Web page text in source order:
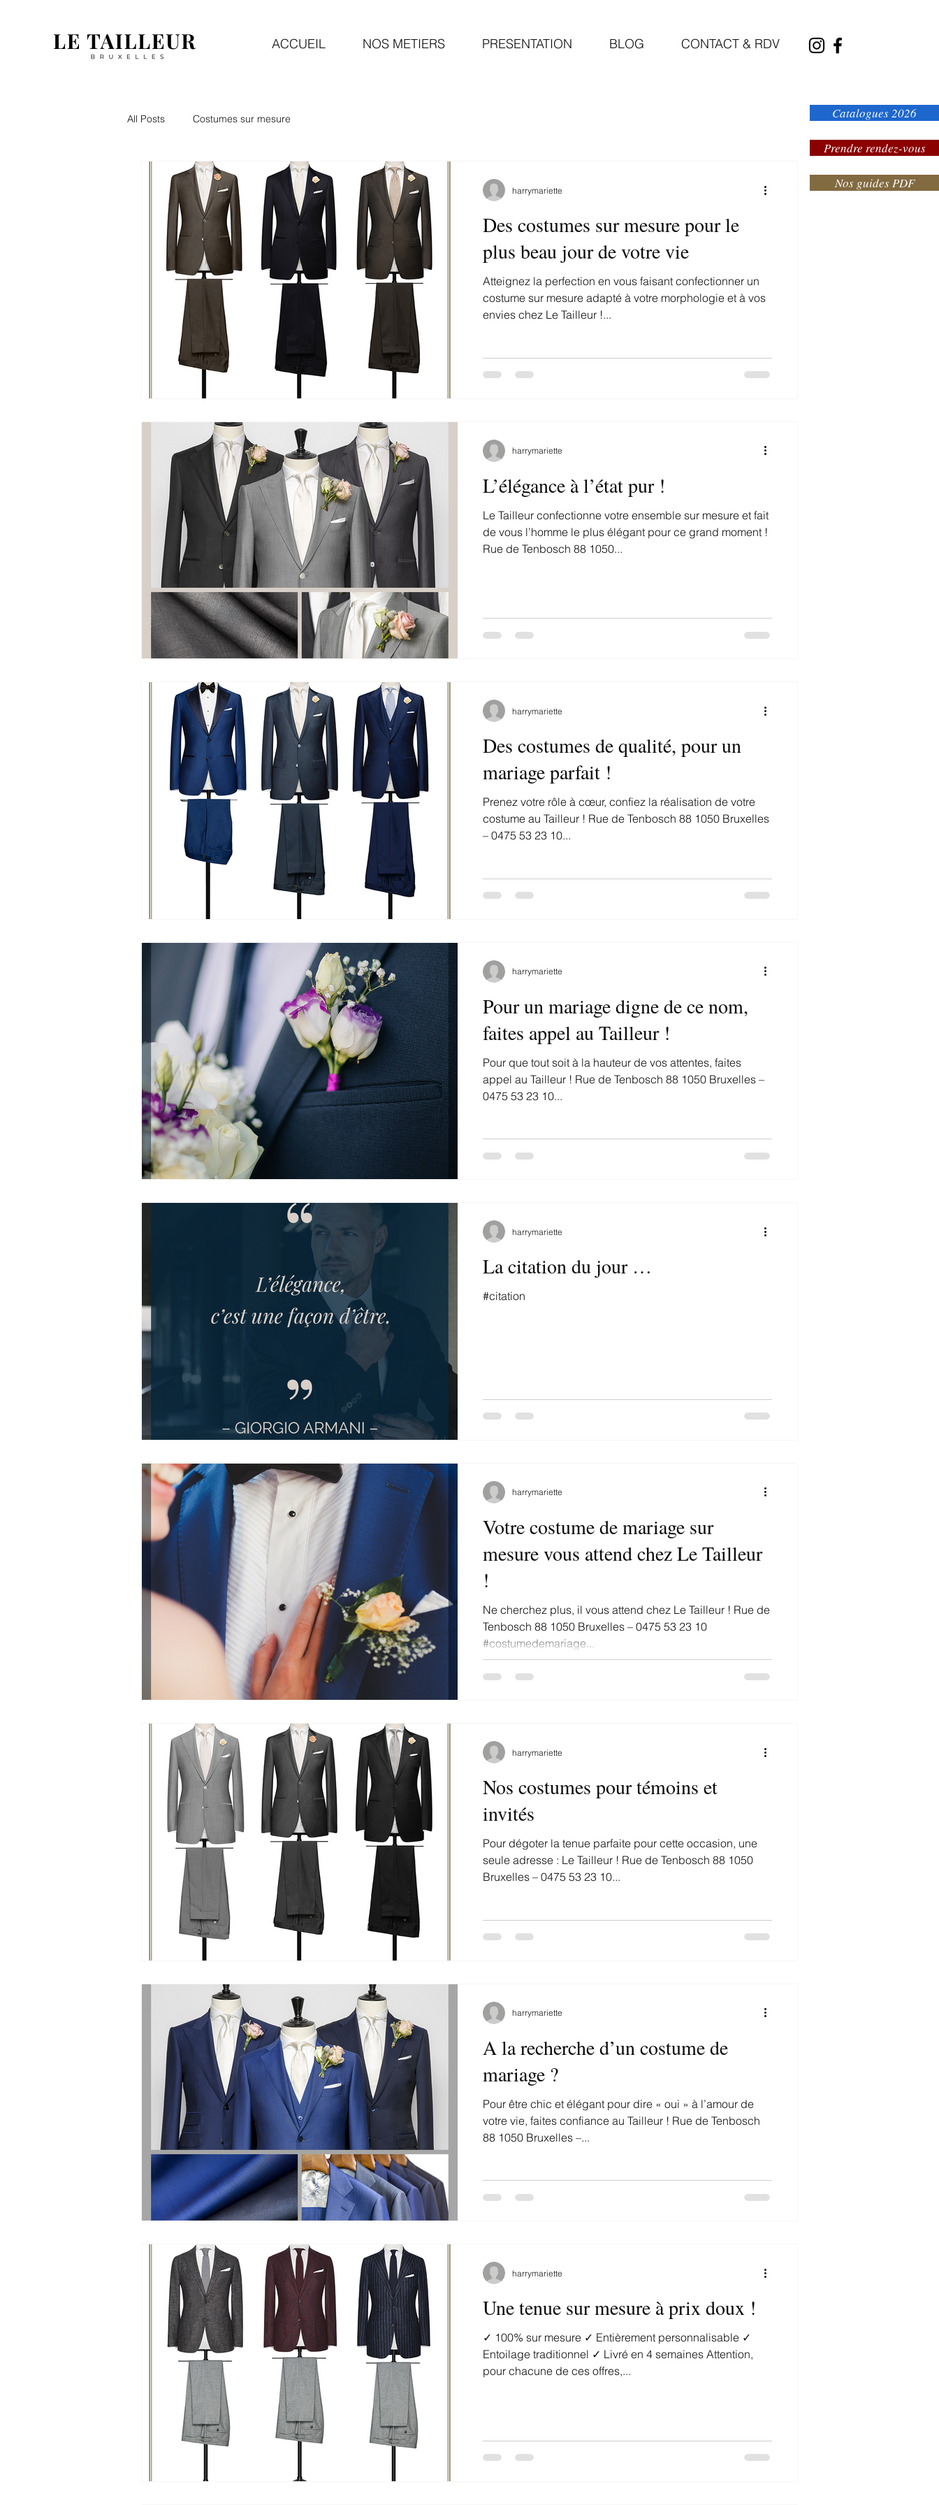
Nos guides PDF
Catalogues 2026
Prendre rendez-vous
ACCUEIL NOS METIERS PRESENTATION BLOG CONTACT & RDV
All Posts Costumes sur mesure
Des costumes sur mesure pour le
plus beau jour de votre vie
Atteignez la perfection en vous faisant confectionner un
costume sur mesure adapté à votre morphologie et à vos
envies chez Le Tailleur !...
harrymariette
L’élégance à l’état pur !
Le Tailleur confectionne votre ensemble sur mesure et fait
de vous l’homme le plus élégant pour ce grand moment !
Rue de Tenbosch 88 1050...
harrymariette
Des costumes de qualité, pour un
mariage parfait !
Prenez votre rôle à cœur, confiez la réalisation de votre
costume au Tailleur ! Rue de Tenbosch 88 1050 Bruxelles
– 0475 53 23 10...
harrymariette
Pour un mariage digne de ce nom,
faites appel au Tailleur !
Pour que tout soit à la hauteur de vos attentes, faites
appel au Tailleur ! Rue de Tenbosch 88 1050 Bruxelles –
0475 53 23 10...
harrymariette
La citation du jour …
#citation
harrymariette
Votre costume de mariage sur
mesure vous attend chez Le Tailleur
!
Ne cherchez plus, il vous attend chez Le Tailleur ! Rue de
Tenbosch 88 1050 Bruxelles – 0475 53 23 10
#costumedemariage...
harrymariette
Nos costumes pour témoins et
invités
Pour dégoter la tenue parfaite pour cette occasion, une
seule adresse : Le Tailleur ! Rue de Tenbosch 88 1050
Bruxelles – 0475 53 23 10...
harrymariette
A la recherche d’un costume de
mariage ?
Pour être chic et élégant pour dire « oui » à l’amour de
votre vie, faites confiance au Tailleur ! Rue de Tenbosch
88 1050 Bruxelles –...
harrymariette
Une tenue sur mesure à prix doux !
✓ 100% sur mesure ✓ Entièrement personnalisable ✓
Entoilage traditionnel ✓ Livré en 4 semaines Attention,
pour chacune de ces offres,...
harrymariette